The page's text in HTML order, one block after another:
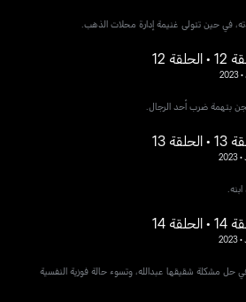
في حين تتولى غنيمة إدارة محلات الذهب.
12
•
2023
بتهمة ضرب أحد الرجال.
الحلقة 13
•
2023
الحلقة 14
•
2023
مشكلة شقيقها عبدالله، وتسوء حالة فوزية النفسية